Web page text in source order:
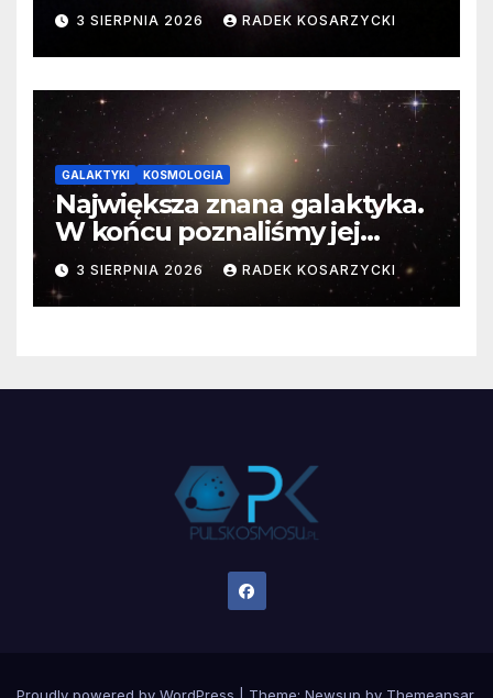
3 SIERPNIA 2026 RADEK KOSARZYCKI
GALAKTYKI KOSMOLOGIA
Największa znana galaktyka.
W końcu poznaliśmy jej
faktyczne wymiary
3 SIERPNIA 2026 RADEK KOSARZYCKI